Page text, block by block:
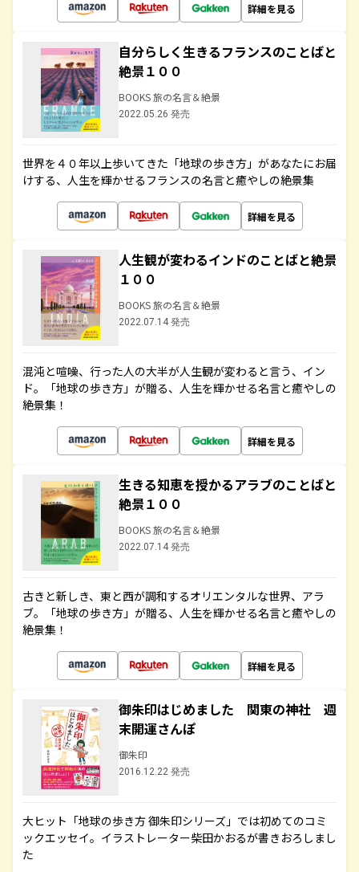
詳細を見る
自分らしく生きるフランスのことばと
絶景１００
BOOKS 旅の名言＆絶景
2022.05.26 発売
世界を４０年以上歩いてきた「地球の歩き方」があなたにお届
けする、人生を輝かせるフランスの名言と癒やしの絶景集
詳細を見る
人生観が変わるインドのことばと絶景
１００
BOOKS 旅の名言＆絶景
2022.07.14 発売
混沌と喧噪、行った人の大半が人生観が変わると言う、イン
ド。「地球の歩き方」が贈る、人生を輝かせる名言と癒やしの
絶景集！
詳細を見る
生きる知恵を授かるアラブのことばと
絶景１００
BOOKS 旅の名言＆絶景
2022.07.14 発売
古きと新しき、東と西が調和するオリエンタルな世界、アラ
ブ。「地球の歩き方」が贈る、人生を輝かせる名言と癒やしの
絶景集！
詳細を見る
御朱印はじめました 関東の神社 週
末開運さんぽ
御朱印
2016.12.22 発売
大ヒット「地球の歩き方 御朱印シリーズ」では初めてのコミ
ックエッセイ。イラストレーター柴田かおるが書きおろしまし
た